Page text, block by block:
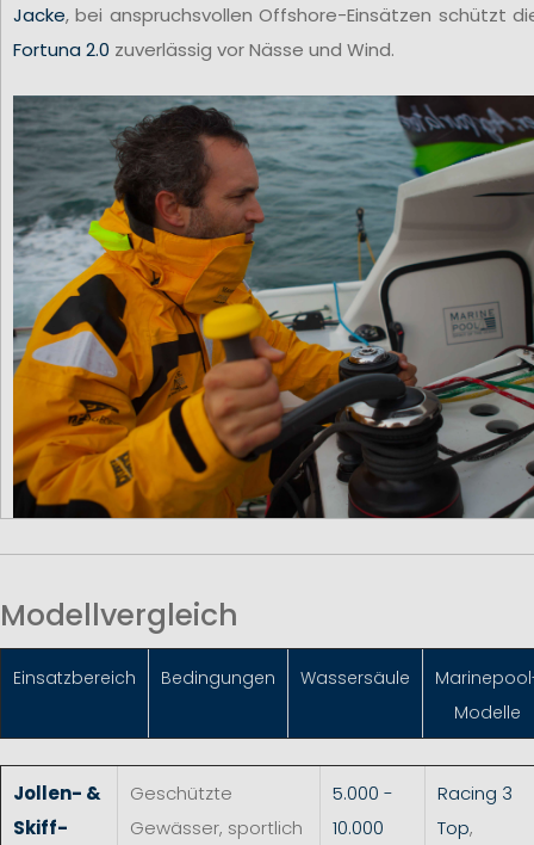
Jacke, bei anspruchsvollen Offshore-Einsätzen schützt
Fortuna 2.0 zuverlässig vor Nässe und Wind.
Modellvergleich
Einsatzbereich Bedingungen Wassersäule
Modelle
Jollen- &
Skiff-
Geschützte
Gewässer, sportlich
5.000 -
10.000
Racing 3
Top,